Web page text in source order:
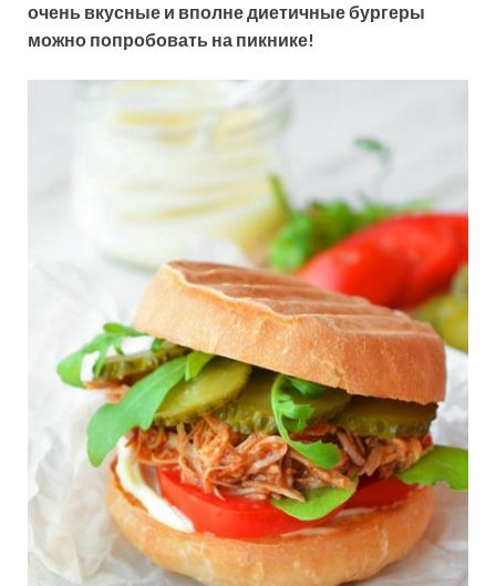
очень вкусные и вполне диетичные бургеры
можно попробовать на пикнике!